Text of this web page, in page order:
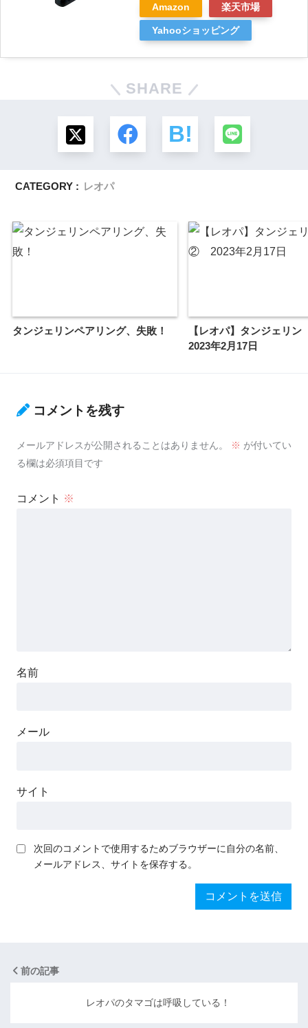
Amazon 楽天市場
Yahooショッピング
SHARE
CATEGORY : レオパ
タンジェリンペアリング、失敗！
【レオパ】タンジェ
2023年2月17日
コメントを残す
メールアドレスが公開されることはありません。 ※ が付いてい
る欄は必須項目です
コメント ※
名前
メール
サイト
次回のコメントで使用するためブラウザーに自分の名前、
メールアドレス、サイトを保存する。
前の記事
レオパのタマゴは呼吸している！